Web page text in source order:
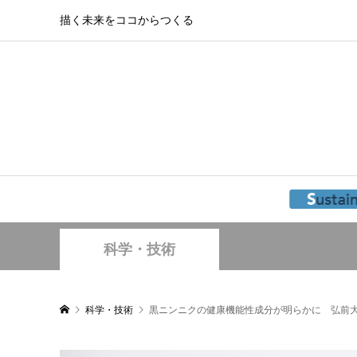
描く未来をココからつくる
科学・技術
科学・技術 黒ニンニクの健康機能性成分が明らかに 弘前